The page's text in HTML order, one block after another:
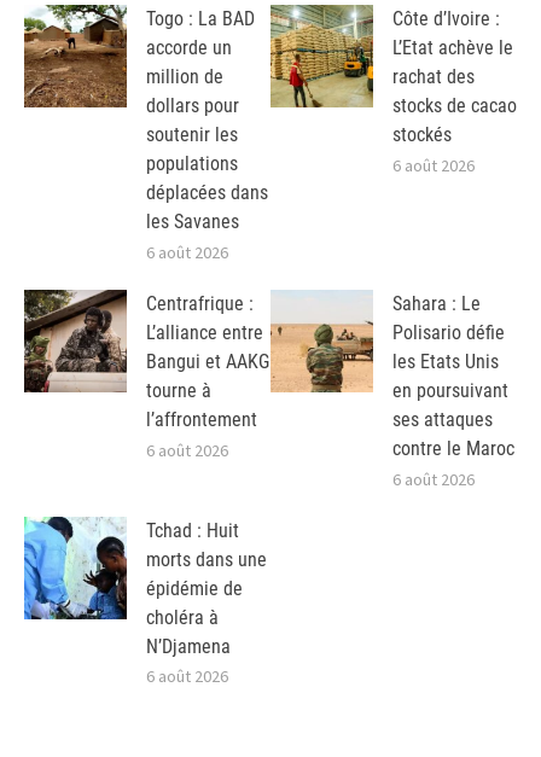
Togo : La BAD
accorde un
million de
dollars pour
soutenir les
populations
déplacées dans
les Savanes
6 août 2026
Côte d’Ivoire :
L’Etat achève le
rachat des
stocks de cacao
stockés
6 août 2026
Centrafrique :
L’alliance entre
Bangui et AAKG
tourne à
l’affrontement
6 août 2026
Sahara : Le
Polisario défie
les Etats Unis
en poursuivant
ses attaques
contre le Maroc
6 août 2026
Tchad : Huit
morts dans une
épidémie de
choléra à
N’Djamena
6 août 2026